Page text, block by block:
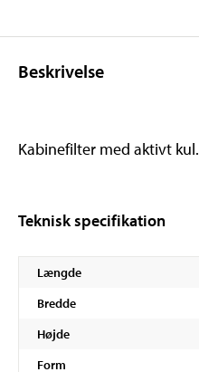
Beskrivelse
Kabinefilter med aktivt kul.
Teknisk specifikation
Længde
Bredde
Højde
Form